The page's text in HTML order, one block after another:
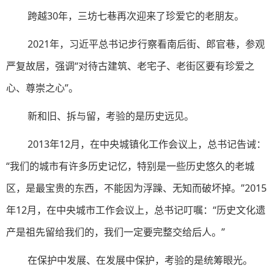
跨越30年，三坊七巷再次迎来了珍爱它的老朋友。
2021年，习近平总书记步行察看南后街、郎官巷，参观
严复故居，强调“对待古建筑、老宅子、老街区要有珍爱之
心、尊崇之心”。
新和旧、拆与留，考验的是历史远见。
2013年12月，在中央城镇化工作会议上，总书记告诫：
“我们的城市有许多历史记忆，特别是一些历史悠久的老城
区，是最宝贵的东西，不能因为浮躁、无知而破坏掉。”2015
年12月，在中央城市工作会议上，总书记叮嘱：“历史文化遗
产是祖先留给我们的，我们一定要完整交给后人。”
在保护中发展、在发展中保护，考验的是统筹眼光。